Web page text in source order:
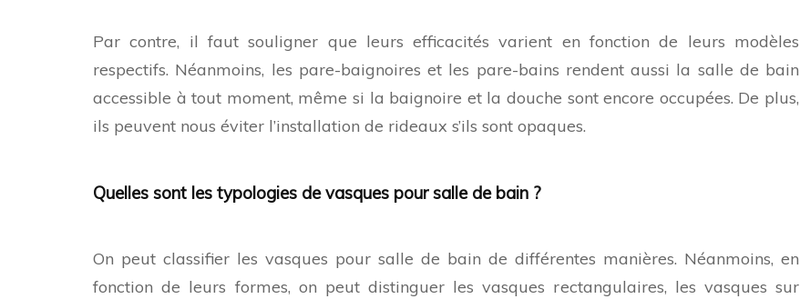
Par contre, il faut souligner que leurs efficacités varient en fonction de leurs modèles
respectifs. Néanmoins, les pare-baignoires et les pare-bains rendent aussi la salle de bain
accessible à tout moment, même si la baignoire et la douche sont encore occupées. De plus,
ils peuvent nous éviter l’installation de rideaux s’ils sont opaques.
Quelles sont les typologies de vasques pour salle de bain ?
On peut classifier les vasques pour salle de bain de différentes manières. Néanmoins, en
fonction de leurs formes, on peut distinguer les vasques rectangulaires, les vasques sur